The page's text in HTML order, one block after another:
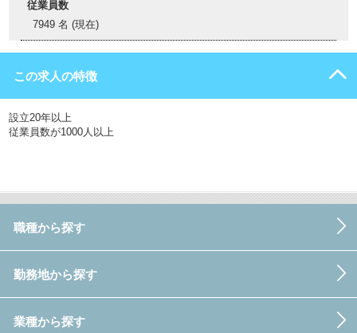
従業員数
7949 名 (現在)
この求人の特徴
設立20年以上
従業員数が1000人以上
職種から探す
勤務地から探す
業種から探す